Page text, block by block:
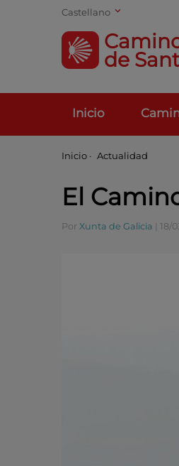
Castellano
de
Inicio
Inicio · Actualidad
El
Por Xunta de Galicia 18/